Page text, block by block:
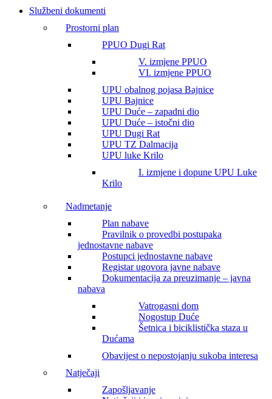
Službeni dokumenti
Prostorni plan
PPUO Dugi Rat
V. izmjene PPUO
VI. izmjene PPUO
UPU obalnog pojasa Bajnice
UPU Bajnice
UPU Duće – zapadni dio
UPU Duće – istočni dio
UPU Dugi Rat
UPU TZ Dalmacija
UPU luke Krilo
I. izmjene i dopune UPU Luke
Krilo
Nadmetanje
Plan nabave
Pravilnik o provedbi postupaka
jednostavne nabave
Postupci jednostavne nabave
Registar ugovora javne nabave
Dokumentacija za preuzimanje – javna
nabava
Vatrogasni dom
Nogostup Duće
Šetnica i biciklistička staza u
Dućama
Obavijest o nepostojanju sukoba interesa
Natječaji
Zapošljavanje